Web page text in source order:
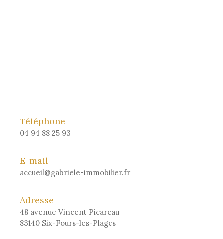
Téléphone
04 94 88 25 93
E-mail
accueil@gabriele-immobilier.fr
Adresse
48 avenue Vincent Picareau
83140 Six-Fours-les-Plages